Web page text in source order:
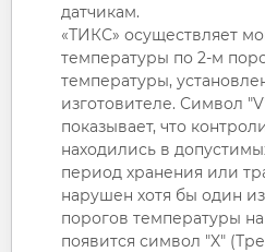
датчикам.
«ТИКС» осуществляет
температуры по 2-м
температуры,
изготовителе. Символ
показывает, что
находились в
период хранения или
нарушен хотя бы один
порогов температуры
появится символ "X"